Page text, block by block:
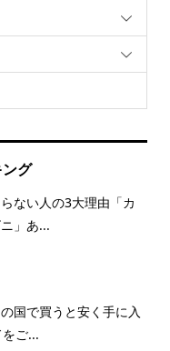
グ
ない人の3大理由「カ
」あ...
国で買うと安く手に入
ご...